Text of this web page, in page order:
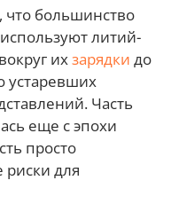
что большинство
литий-
ихзарядки до
устаревших
Часть
еще с эпохи
просто
для